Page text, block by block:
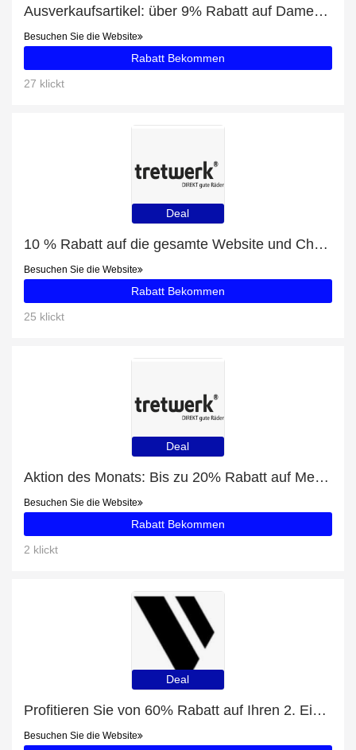
Ausverkaufsartikel: über 9% Rabatt auf Damen Jeanshose LEE BREESE THATS RIGHT
Besuchen Sie die Website
Rabatt Bekommen
27 klickt
Deal
10 % Rabatt auf die gesamte Website und Chrisson e-Trekkingbike E-Rounder Herren 28 zoll Mittelmotor 53 Schwarz mit 8% Rabatt
Besuchen Sie die Website
Rabatt Bekommen
25 klickt
Deal
Aktion des Monats: Bis zu 20% Rabatt auf Merida eONE-SIXTY 500 L
Besuchen Sie die Website
Rabatt Bekommen
2 klickt
Deal
Profitieren Sie von 60% Rabatt auf Ihren 2. Einkauf
Besuchen Sie die Website